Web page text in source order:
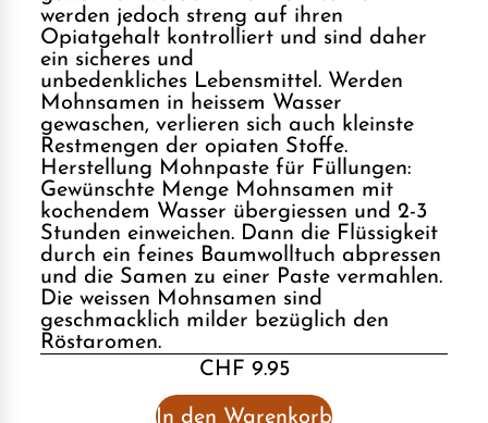
werden jedoch streng auf ihren
Opiatgehalt kontrolliert und sind daher
ein sicheres und
unbedenkliches Lebensmittel. Werden
Mohnsamen in heissem Wasser
gewaschen, verlieren sich auch kleinste
Restmengen der opiaten Stoffe.
Herstellung Mohnpaste für Füllungen:
Gewünschte Menge Mohnsamen mit
kochendem Wasser übergiessen und 2-3
Stunden einweichen. Dann die Flüssigkeit
durch ein feines Baumwolltuch abpressen
und die Samen zu einer Paste vermahlen.
Die weissen Mohnsamen sind
geschmacklich milder bezüglich den
Röstaromen.
CHF 9.95
In den Warenkorb